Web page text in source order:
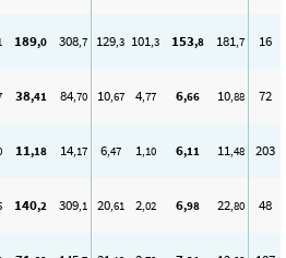
189,0 308,7 129,3 101,3 153,8 181,7 16
38,41 84,70 10,67 4,77 6,66 10,88 72
11,18 14,17 6,47 1,10 6,11 11,48 203
140,2 309,1 20,61 2,02 6,98 22,80 48